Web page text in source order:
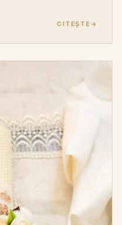
CITEȘTE